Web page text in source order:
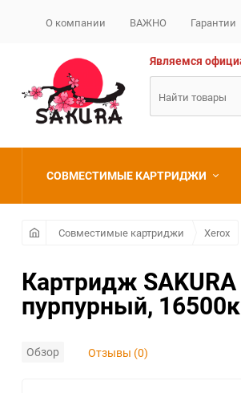
О компании ВАЖНО Гарантии
Являемся
Brother
Epson
HP
СОВМЕСТИМЫЕ КАРТРИДЖИ
Совместимые картриджи Xerox
Картридж
пурпурный,
Обзор Отзывы (0)